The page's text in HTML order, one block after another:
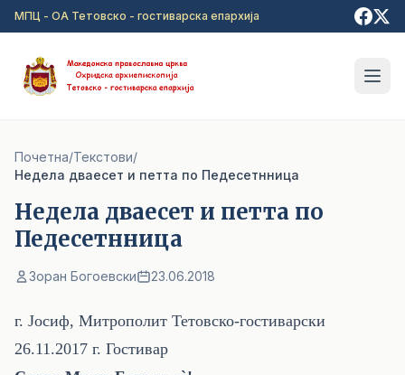
Прејди на главна содржина
МПЦ - ОА Тетовско - гостиварска епархија
Почетна/Текстови/
Недела дваесет и петта по Педесетнница
Недела дваесет и петта по
Педесетнница
Зоран Богоевски 23.06.2018
г. Јосиф, Митрополит Тетовско-гостиварски
26.11.2017 г. Гостивар